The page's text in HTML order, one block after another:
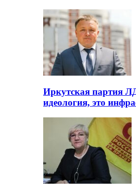
Иркутская партия
идеология, это